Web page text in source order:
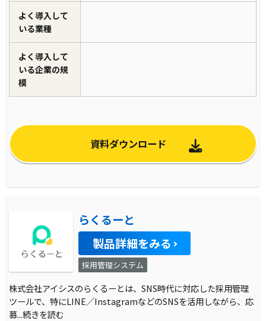
よく導入して
いる業種
よく導入して
いる企業の規
模
資料ダウンロード
らくるーと
製品詳細をみる
採用管理システム
株式会社アイシスのらくるーとは、SNS時代に対応した採用管理
ツールで、特にLINE／InstagramなどのSNSを活用しながら、応
募...続きを読む